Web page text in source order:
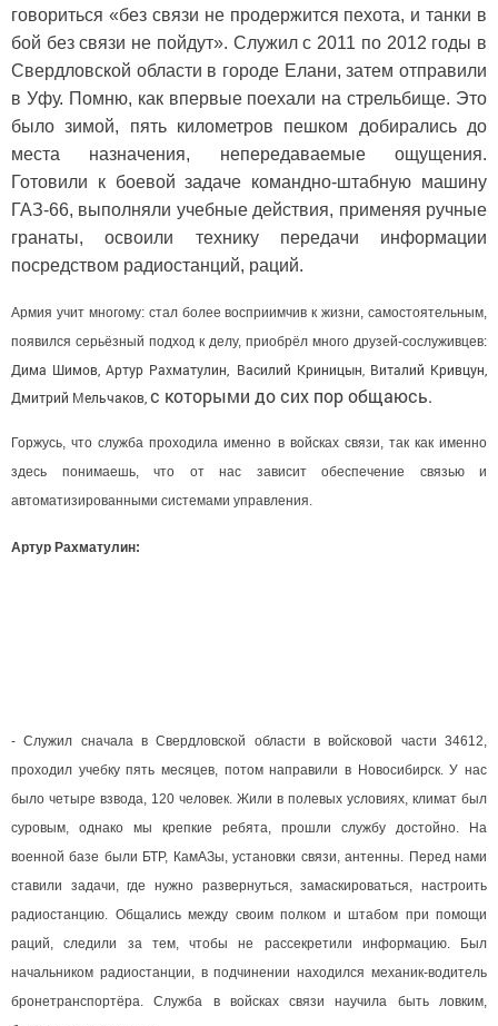
говориться «без связи не продержится пехота, и танки в
бой без связи не пойдут». Служил с 2011 по 2012 годы в
Свердловской области в городе Елани, затем отправили
в Уфу. Помню, как впервые поехали на стрельбище. Это
было зимой, пять километров пешком добирались до
места назначения, непередаваемые ощущения.
Готовили к боевой задаче командно-штабную машину
ГАЗ-66, выполняли учебные действия, применяя ручные
гранаты, освоили технику передачи информации
посредством радиостанций, раций.
Армия учит многому: стал более восприимчив к жизни, самостоятельным,
появился серьёзный подход к делу, приобрёл много друзей-сослуживцев:
Дима Шимов, Артур Рахматулин, Василий Криницын Виталий Кривцун,
Дмитрий Мельчаков, с которыми до сих пор общаюсь.
Горжусь, что служба проходила именно в войсках связи, так как именно
здесь понимаешь, что от нас зависит обеспечение связью и
автоматизированными системами управления.
Артур Рахматулин:
- Служил сначала в Свердловской области в войсковой части 34612,
проходил учебку пять месяцев, потом направили в Новосибирск. У нас
было четыре взвода, 120 человек. Жили в полевых условиях, климат был
суровым, однако мы крепкие ребята, прошли службу достойно. На
военной базе были БТР, КамАЗы, установки связи, антенны. Перед нами
ставили задачи, где нужно развернуться, замаскироваться, настроить
радиостанцию. Общались между своим полком и штабом при помощи
раций, следили за тем, чтобы не рассекретили информацию. Был
начальником радиостанции, в подчинении находился механик-водитель
бронетранспортёра. Служба в войсках связи научила быть ловким,